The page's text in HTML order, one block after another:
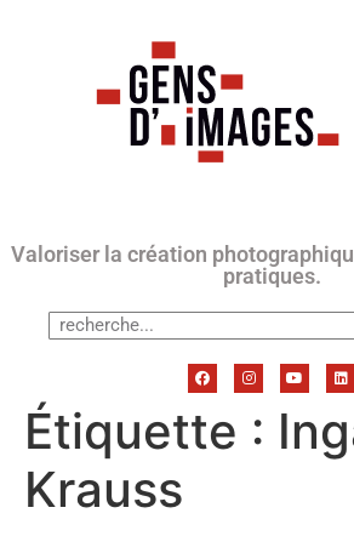
Valoriser la création
pratiques.
Étiquette :
Krauss